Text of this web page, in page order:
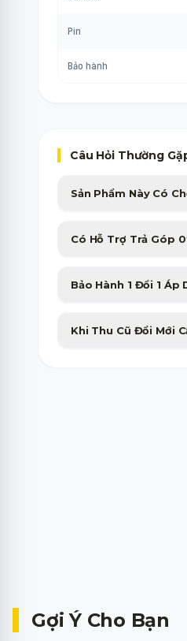
Pin
Bảo hành
Câu Hỏi Thường
Sản Phẩm Này Có
Sản phẩm được trang bị
nhiều điều kiện thời tiết.
Có Hỗ Trợ Trả Góp
Minh Phát Mobile hỗ trợ
nhanh gọn trong 15 phút.
Bảo Hành 1 Đổi 1 Áp
Sản phẩm bị lỗi phần
Khi Thu Cũ Đổi Mới
Gợi Ý Cho Bạn